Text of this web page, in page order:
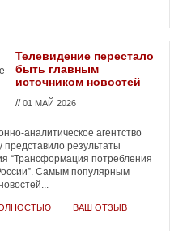
Телевидение перестало
быть главным
источником новостей
//01 МАЙ 2026
аналитическое агентство
представило результаты
“Трансформация потребления
Самым популярным
ВАШ ОТЗЫВ